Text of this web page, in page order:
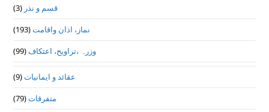
قسم و نذر (3)
نماز، اذان واقامت(193)
وزرہ ،تراويح، اعتكاف(99)
عقائد و ایمانیات(9)
متفرقات(79)